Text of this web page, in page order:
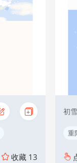
收藏 13
初
重